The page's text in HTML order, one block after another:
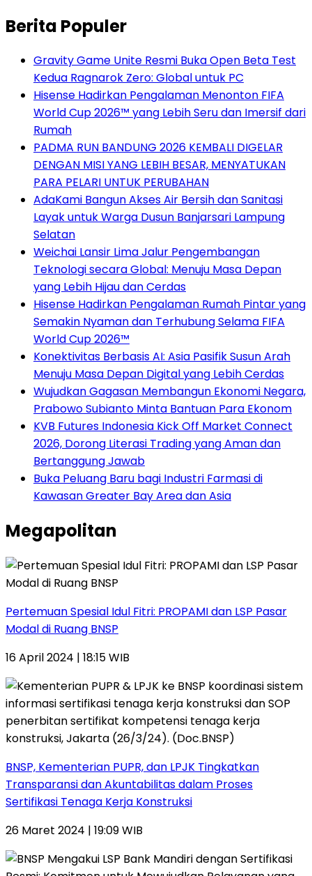
Berita Populer
Gravity Game Unite Resmi Buka Open Beta Test
Kedua Ragnarok Zero: Global untuk PC
Hisense Hadirkan Pengalaman Menonton FIFA
World Cup 2026™ yang Lebih Seru dan Imersif dari
Rumah
PADMA RUN BANDUNG 2026 KEMBALI DIGELAR
DENGAN MISI YANG LEBIH BESAR, MENYATUKAN
PARA PELARI UNTUK PERUBAHAN
AdaKami Bangun Akses Air Bersih dan Sanitasi
Layak untuk Warga Dusun Banjarsari Lampung
Selatan
Weichai Lansir Lima Jalur Pengembangan
Teknologi secara Global: Menuju Masa Depan
yang Lebih Hijau dan Cerdas
Hisense Hadirkan Pengalaman Rumah Pintar yang
Semakin Nyaman dan Terhubung Selama FIFA
World Cup 2026™
Konektivitas Berbasis AI: Asia Pasifik Susun Arah
Menuju Masa Depan Digital yang Lebih Cerdas
Wujudkan Gagasan Membangun Ekonomi Negara,
Prabowo Subianto Minta Bantuan Para Ekonom
KVB Futures Indonesia Kick Off Market Connect
2026, Dorong Literasi Trading yang Aman dan
Bertanggung Jawab
Buka Peluang Baru bagi Industri Farmasi di
Kawasan Greater Bay Area dan Asia
Megapolitan
Pertemuan Spesial Idul Fitri: PROPAMI dan LSP Pasar
Modal di Ruang BNSP
16 April 2024 | 18:15 WIB
BNSP, Kementerian PUPR, dan LPJK Tingkatkan
Transparansi dan Akuntabilitas dalam Proses
Sertifikasi Tenaga Kerja Konstruksi
26 Maret 2024 | 19:09 WIB